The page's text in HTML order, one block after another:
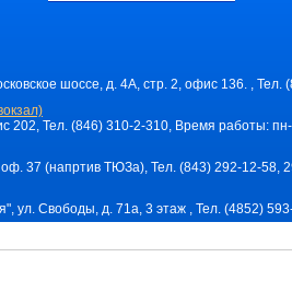
шоссе, д. 4А, стр. 2, офис 136. ,
202, Тел. (846) 310-2-310, Время работы:
оф. 37 (напртив ТЮЗа), Тел. (843) 292-12-
ул. Свободы, д. 71a, 3 этаж , Тел. (4852)